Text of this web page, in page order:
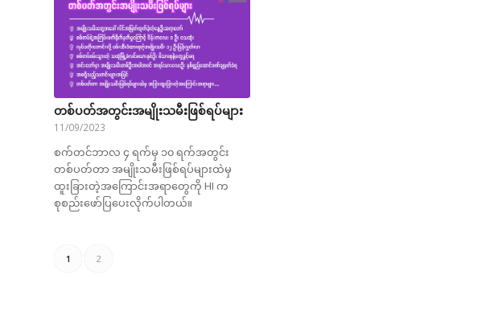
တစ်ပတ်အတွင်းအမျိုးသမီးဖြစ်ရပ်များ
11/09/2023
စက်တင်ဘာလ ၄ ရက်မှ ၁၀ ရက်အတွင်း
တစ်ပတ်တာ အမျိုးသမီးဖြစ်ရပ်များထဲမှ
ထူးခြားတဲ့အကြောင်းအရာတွေကို HI က
စုစည်းဖော်ပြပေးလိုက်ပါတယ်။
1 2